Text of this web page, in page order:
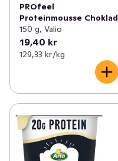
PROfeel
Proteinmousse Choklad
150 g, Valio
19,40 kr
129,33 kr /kg